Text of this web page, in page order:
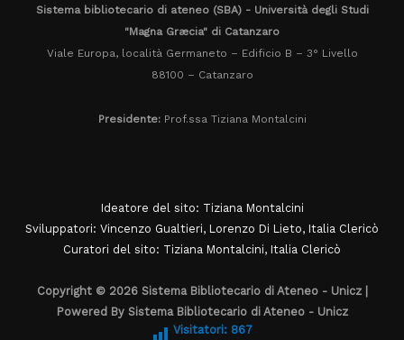
Sistema bibliotecario di ateneo (SBA) - Università degli Studi
"Magna Græcia" di Catanzaro
Viale Europa, località Germaneto – Edificio B – 3° Livello
88100 – Catanzaro
Presidente:Prof.ssa Tiziana Montalcini
Ideatore del sito: Tiziana Montalcini
Sviluppatori: Vincenzo Gualtieri, Lorenzo Di Lieto, Italia Clericò
Curatori del sito: Tiziana Montalcini, Italia Clericò
Copyright © 2026 Sistema Bibliotecario di Ateneo - Unicz |
Powered By Sistema Bibliotecario di Ateneo - Unicz
Visitatori: 867